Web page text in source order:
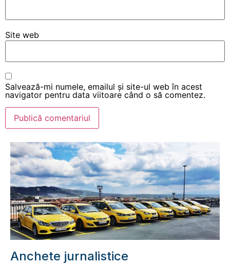
Site web
Salvează-mi numele, emailul și site-ul web în acest
navigator pentru data viitoare când o să comentez.
Anchete jurnalistice